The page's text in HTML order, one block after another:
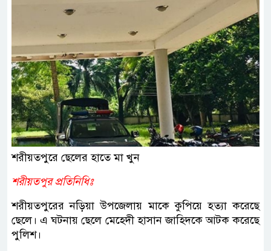
শরীয়তপুরে ছেলের হাতে মা খুন
শরীয়তপুর প্রতিনিধিঃ
শরীয়তপুরের নড়িয়া উপজেলায় মাকে কুপিয়ে হত্যা করেছে
ছেলে। এ ঘটনায় ছেলে মেহেদী হাসান জাহিদকে আটক করেছে
পুলিশ।